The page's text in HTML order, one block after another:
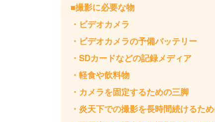
■撮影に必要な物
・ビデオカメラ
・ビデオカメラの予備バッテリー
・SDカードなどの記録メディア
・軽食や飲料物
・カメラを固定するための三脚
・炎天下での撮影を長時間続けるた